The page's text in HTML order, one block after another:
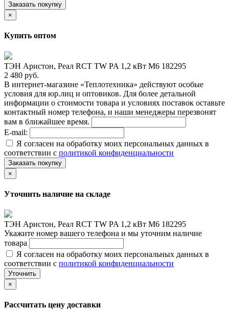
Заказать покупку
×
Купить оптом
ТЭН Аристон, Реал RCT TW PA 1,2 кВт M6 182295
2 480 руб.
В интернет-магазине «Теплотехника» действуют особые
условия для юр.лиц и оптовиков. Для более детальной
информации о стоимости товара и условиях поставок оставьте
контактный номер телефона, и наши менеджеры перезвонят
вам в ближайшее время.
E-mail:
Я согласен на обработку моих персональных данных в
соответствии с политикой конфиденциальности
Заказать покупку
×
Уточнить наличие на складе
ТЭН Аристон, Реал RCT TW PA 1,2 кВт M6 182295
Укажите номер вашего телефона и мы уточним наличие
товара
Я согласен на обработку моих персональных данных в
соответствии с политикой конфиденциальности
Уточнить
×
Рассчитать цену доставки